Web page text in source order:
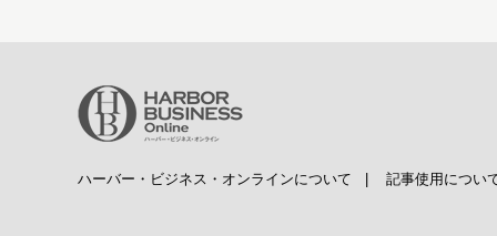
ハーバー・ビジネス・オンラインについて | 記事使用につい